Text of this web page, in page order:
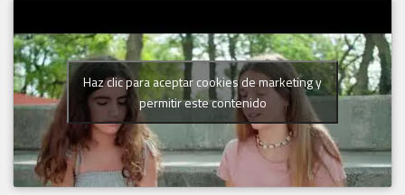
Haz clic para aceptar cookies de marketing y
permitir este contenido